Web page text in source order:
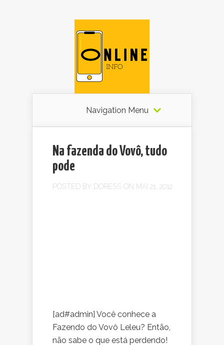
Navigation Menu
Na fazenda do Vovô, tudo
pode
POSTED BY DORESS ON MAI 21, 2012
[ad#admin] Você conhece a
Fazendo do Vovô Leleu? Então,
não sabe o que está perdendo!